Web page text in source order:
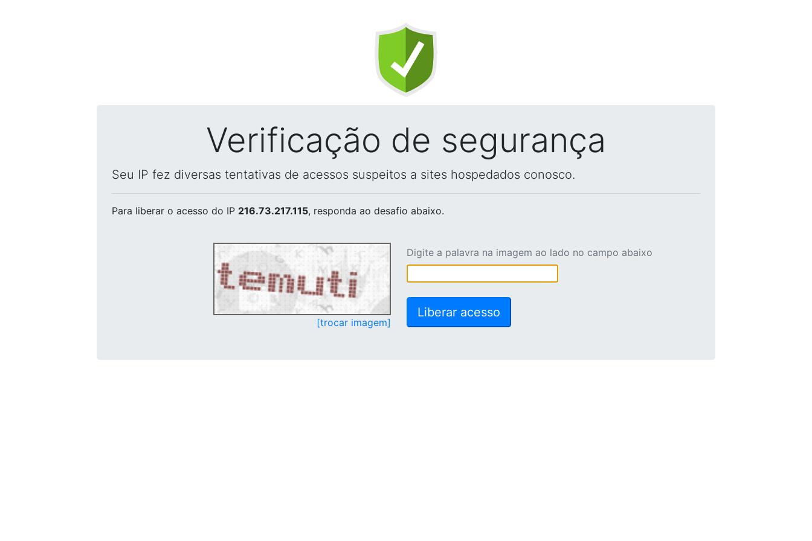
Verificação de segurança
Seu IP fez diversas tentativas de acessos suspeitos a sites hospedados conosco.
Para liberar o acesso do IP 216.73.217.115, responda ao desafio abaixo.
[trocar imagem]
Digite a palavra na imagem ao lado no campo abaixo